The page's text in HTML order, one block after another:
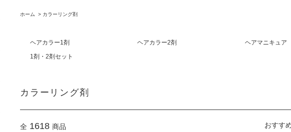
ホーム > カラーリング剤
ヘアカラー1剤 ヘアカラー2剤
ヘアマニキュア
1剤・2剤セット
カラーリング剤
全 1618 商品 おすす